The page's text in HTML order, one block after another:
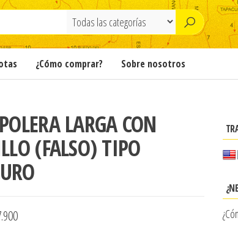
¿Cómo comprar? Sobre nosotros
LARGA CON
(FALSO) TIPO
Rango